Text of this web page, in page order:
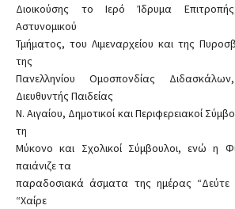
Διοικούσης το Ιερό Ίδρυμα
Αστυνομικού
Τμήματος, του Λιμεναρχείου και της
της
Πανελληνίου Ομοσπονδίας
Διευθυντής Παιδείας
Ν. Αιγαίου, Δημοτικοί και Περιφερειακοί
τη
Μύκονο και Σχολικοί Σύμβουλοι, ενώ η
παιάνιζε τα
παραδοσιακά άσματα της ημέρας “Δεύτε
“Χαίρε